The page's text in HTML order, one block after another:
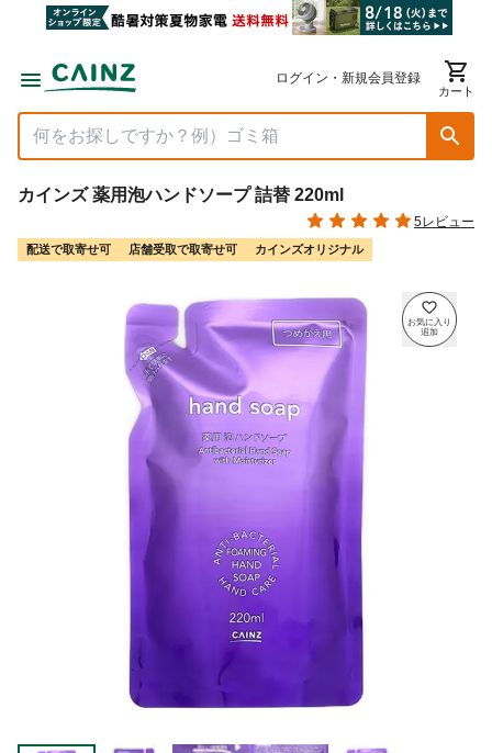
ログイン・新規会員登録
カート
カインズ 薬用泡ハンドソープ 詰替 220ml
5レビュー
配送で取寄せ可 店舗受取で取寄せ可 カインズオリジナル